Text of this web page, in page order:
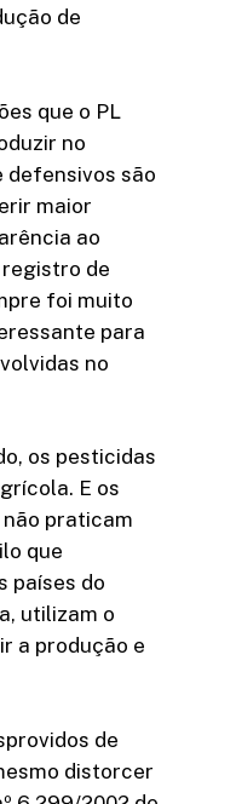
de
que o PL
no
defensivos são
maior
ao
registro de
foi muito
para
no
os pesticidas
E os
praticam
que
países do
utilizam o
a produção e
de
distorcer